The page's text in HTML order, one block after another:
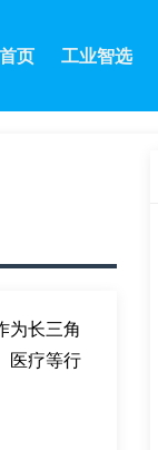
页 工业智选
为长三角
医疗等行